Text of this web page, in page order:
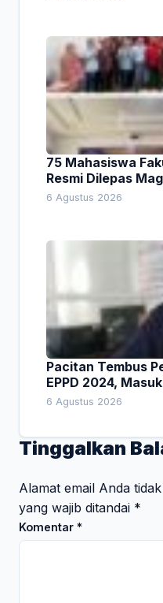
75 Mahasiswa
Resmi Dilepas
Empat Pesan
6 Agustus 2026
Pacitan Tembus
EPPD 2024,
6 Agustus 2026
Tinggalkan
Alamat email Anda
yang wajib ditandai *
Komentar *